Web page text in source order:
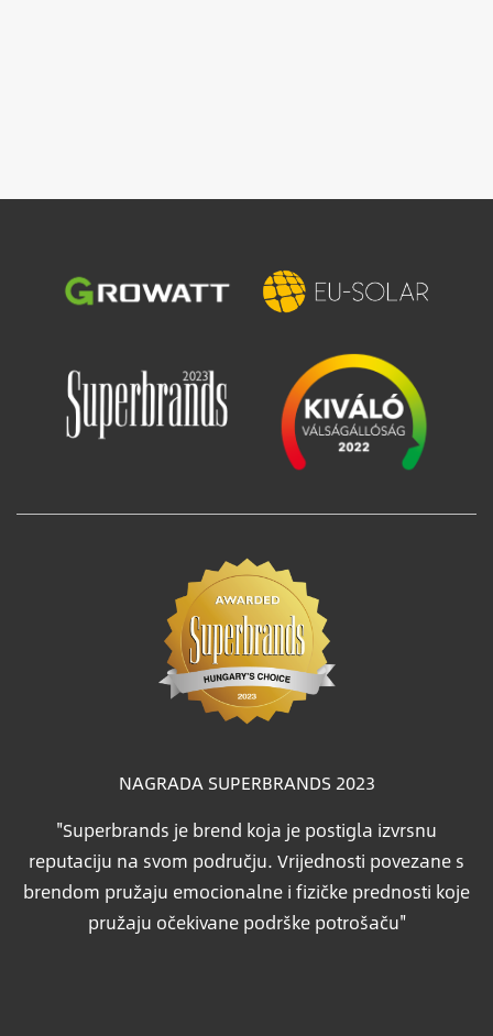
Slika Slika
NAGRADA SUPERBRANDS 2023
"Superbrands je brend koja je postigla izvrsnu
reputaciju na svom području. Vrijednosti povezane s
brendom pružaju emocionalne i fizičke prednosti koje
pružaju očekivane podrške potrošaču"